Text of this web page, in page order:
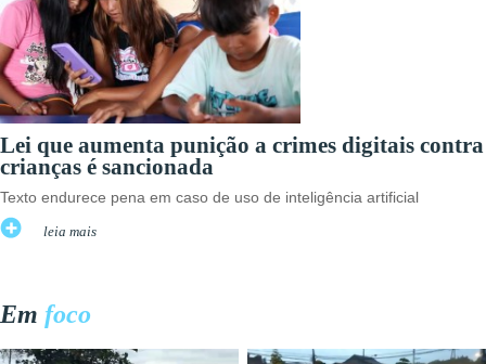
Lei que aumenta punição a crimes digitais contra
crianças é sancionada
Texto endurece pena em caso de uso de inteligência artificial
leia mais
Em foco